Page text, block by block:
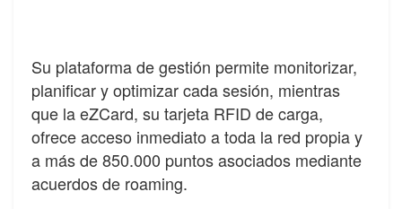
Su plataforma de gestión permite monitorizar,
planificar y optimizar cada sesión, mientras
que la eZCard, su tarjeta RFID de carga,
ofrece acceso inmediato a toda la red propia y
a más de 850.000 puntos asociados mediante
acuerdos de roaming.